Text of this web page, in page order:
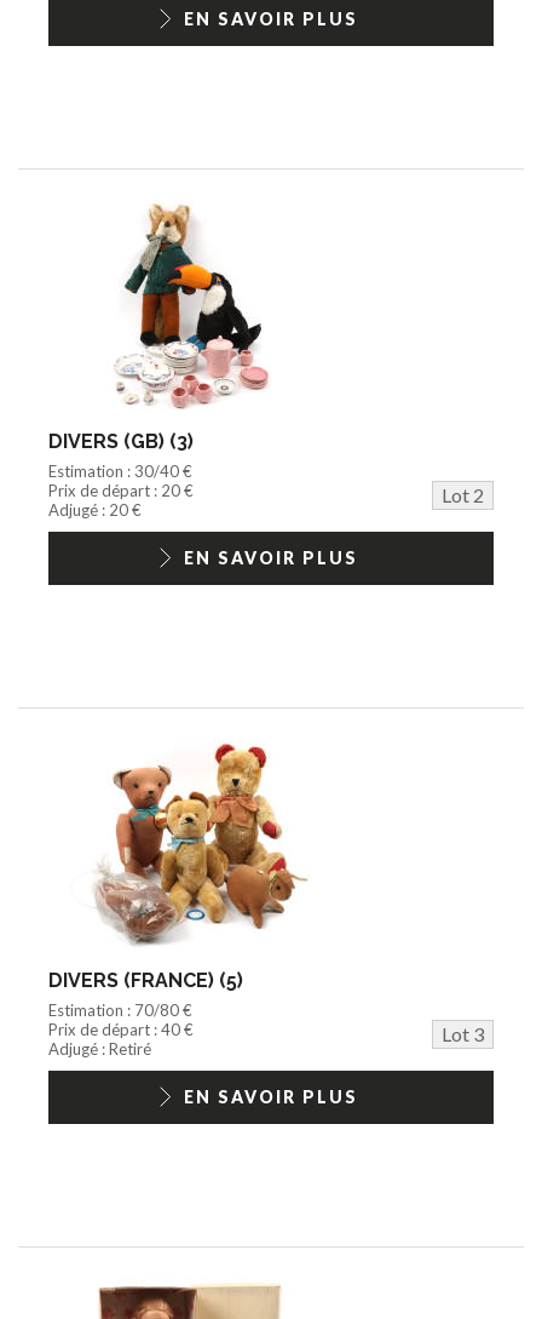
1/18ème moderneEN SAVOIR PLUS
DIVERS (GB) (3)
Estimation : 30/40 €
Prix de départ : 20 €
Lot 2
Adjugé : 20 €
EN SAVOIR PLUS
DIVERS (FRANCE) (5)
Estimation : 70/80 €
Prix de départ : 40 €
Lot 3
Adjugé : Retiré
EN SAVOIR PLUS